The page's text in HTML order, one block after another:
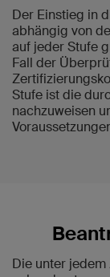
Der Einstieg in
abhängig von
auf jeder Stufe
Fall der
Stufe ist die
nachzuweisen
Die unter